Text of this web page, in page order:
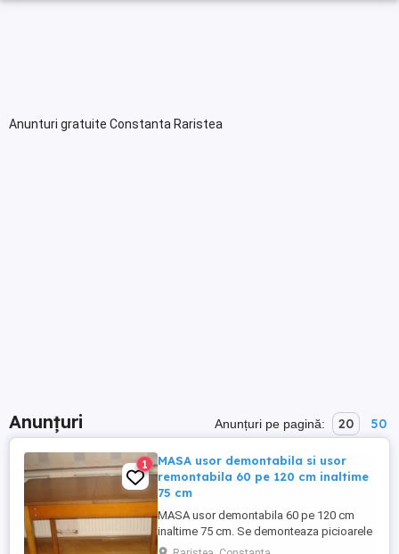
Anunturi gratuite Constanta Raristea
Anunțuri Anunțuri pe pagină: 20 50
1
MASA usor demontabila si usor
remontabila 60 pe 120 cm inaltime
75 cm
MASA usor demontabila 60 pe 120 cm
inaltime 75 cm. Se demonteaza picioarele
cu ajutorul unor piulite - fluture cat si cele